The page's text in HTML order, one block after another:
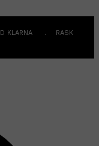
KLARNA . RASK